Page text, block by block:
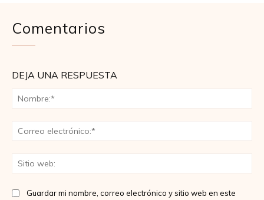
Comentarios
DEJA UNA RESPUESTA
Guardar mi nombre, correo electrónico y sitio web en este